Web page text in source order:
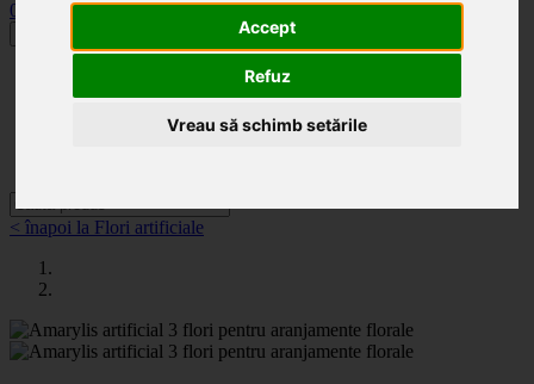
Accept
Refuz
Vreau să schimb setările
0
Categorii
< înapoi la Flori artificiale